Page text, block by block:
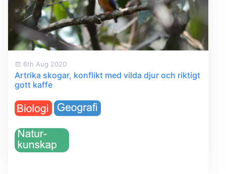
6th Aug 2020
Artrika skogar, konflikt med vilda djur och riktigt
gott kaffe